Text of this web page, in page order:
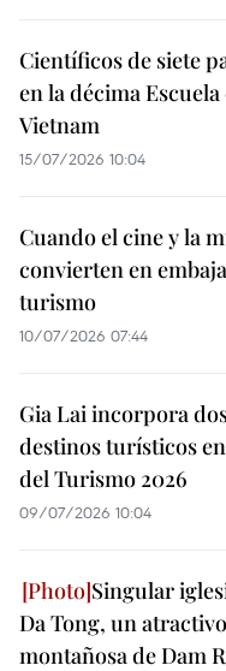
Científicos de siete
en la décima
Vietnam
15/07/2026 10:04
Cuando el cine y la
convierten en
turismo
10/07/2026 07:44
Gia Lai incorpora
destinos turísticos
del Turismo 2026
09/07/2026 10:04
Singular
Da Tong, un
montañosa de Dam